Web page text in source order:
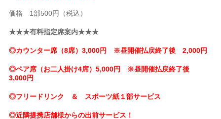
価格 1部500円（税込）
★★★有料指定席案内★★★
◎カウンター席（8席）3,000円 ※昼開催払戻終了後 2,000円
◎ペア席（お二人掛け4席）5,000円 ※昼開催払戻終了後
3,000円
◎フリードリンク ＆ スポーツ紙１部サービス
◎近隣提携店舗様からの出前サービス！